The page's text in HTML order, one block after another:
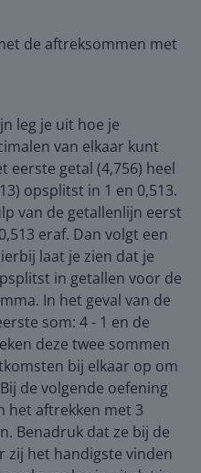
de aftreksommen met
leg je uit hoe je
van elkaar kunt
eerste getal (4,756) heel
opsplitst in 1 en 0,513.
van de getallenlijn eerst
eraf. Dan volgt een
laat je zien dat je
in getallen voor de
In het geval van de
som: 4 - 1 en de
deze twee sommen
bij elkaar op om
de volgende oefening
het aftrekken met 3
Benadruk dat ze bij de
zij het handigste vinden